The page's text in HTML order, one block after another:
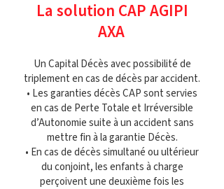
La solution CAP AGIPI
AXA
Un Capital Décès avec possibilité de
triplement en cas de décès par accident.
• Les garanties décès CAP sont servies
en cas de Perte Totale et Irréversible
d’Autonomie suite à un accident sans
mettre fin à la garantie Décès.
• En cas de décès simultané ou ultérieur
du conjoint, les enfants à charge
perçoivent une deuxième fois les